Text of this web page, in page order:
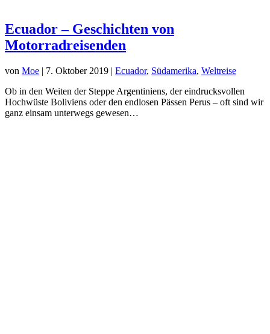
Ecuador – Geschichten von
Motorradreisenden
von Moe | 7. Oktober 2019 | Ecuador, Südamerika, Weltreise
Ob in den Weiten der Steppe Argentiniens, der eindrucksvollen
Hochwüste Boliviens oder den endlosen Pässen Perus – oft sind wir
ganz einsam unterwegs gewesen…